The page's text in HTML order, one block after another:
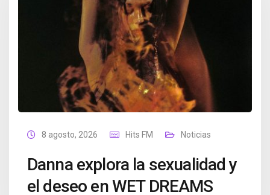
8 agosto, 2026 Hits FM Noticias
Danna explora la sexualidad y
el deseo en WET DREAMS